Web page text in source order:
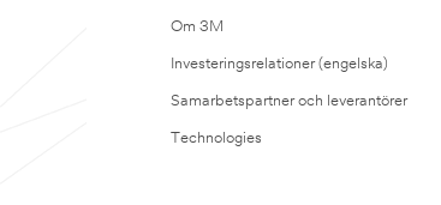
Om 3M
Investeringsrelationer (engelska)
Samarbetspartner och leverantörer
Technologies